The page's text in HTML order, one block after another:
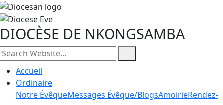
DIOCÈSE DE NKONGSAMBA
Accueil
Ordinaire
Notre ÉvêqueMessages Évêque/BlogsAmoirieRendez-